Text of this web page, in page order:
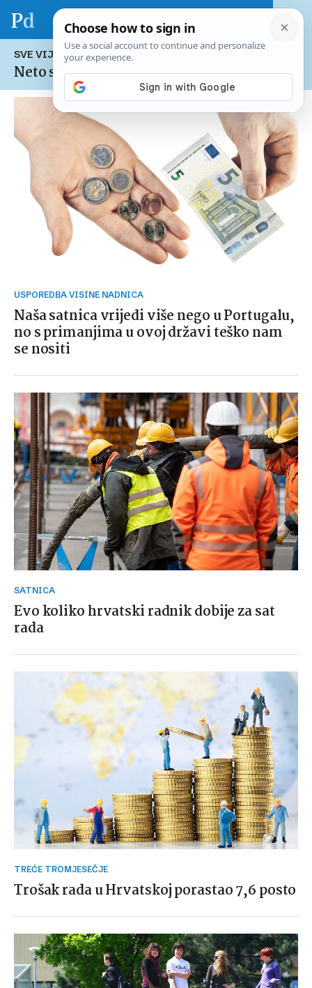
SVE VIJESTI NA TEMU:
Neto satnica u Hrvatskoj
USPOREDBA VISINE NADNICA
Naša satnica vrijedi više nego u Portugalu,
no s primanjima u ovoj državi teško nam
se nositi
SATNICA
Evo koliko hrvatski radnik dobije za sat
rada
TREĆE TROMJESEČJE
Trošak rada u Hrvatskoj porastao 7,6 posto